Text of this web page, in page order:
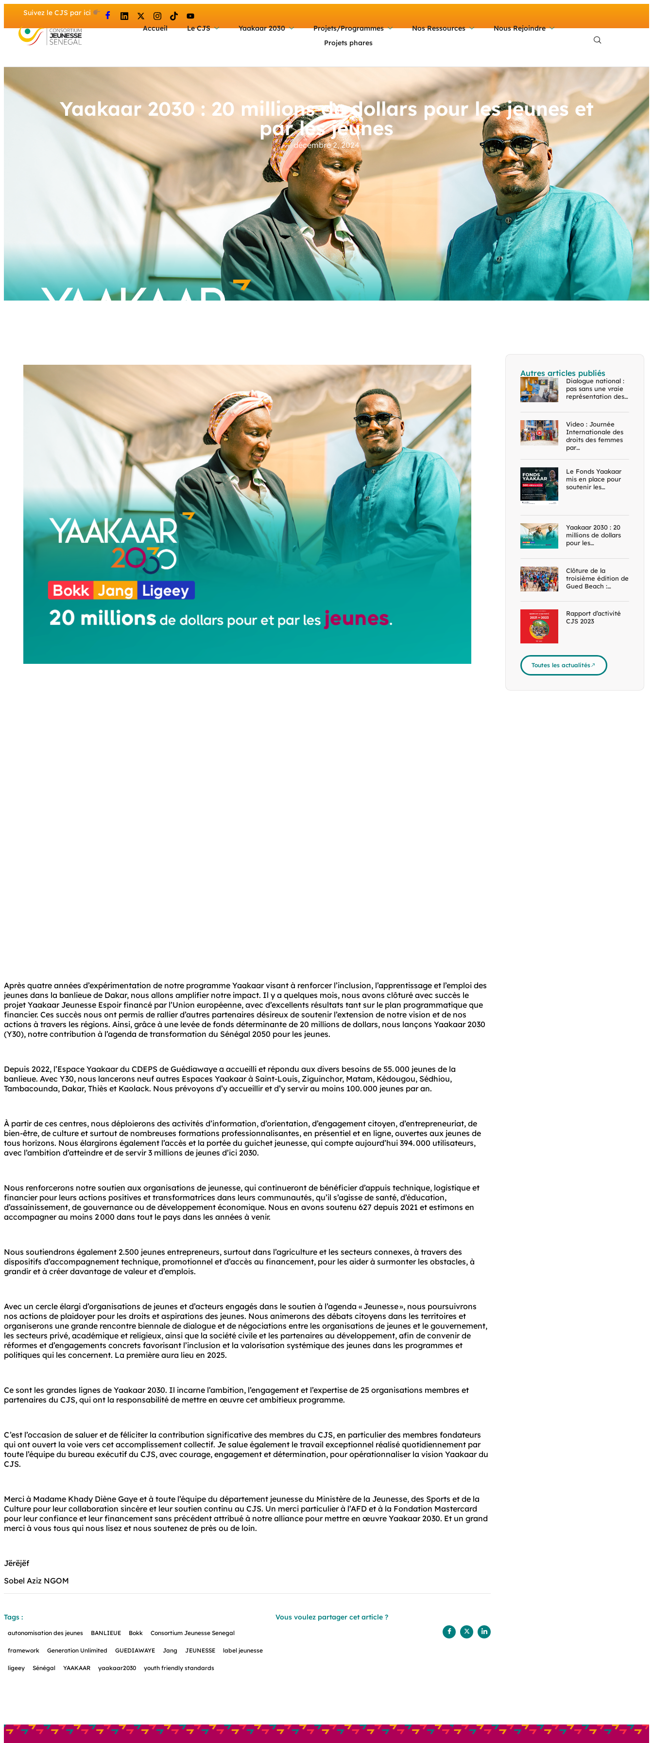
Suivez le CJS par ici
Accueil
Le CJS Yaakaar 2030 Projets/Programmes Nos Ressources
Nous Rejoindre
Projets phares
Yaakaar 2030 : 20 millions de dollars pour les jeunes et
par les jeunes
décembre 2, 2024
Après quatre années d’expérimentation de notre programme Yaakaar visant à renforcer l’inclusion, l’apprentissage et l’emploi des
jeunes dans la banlieue de Dakar, nous allons amplifier notre impact. Il y a quelques mois, nous avons clôturé avec succès le
projet Yaakaar Jeunesse Espoir financé par l’Union européenne, avec d’excellents résultats tant sur le plan programmatique que
financier. Ces succès nous ont permis de rallier d’autres partenaires désireux de soutenir l’extension de notre vision et de nos
actions à travers les régions. Ainsi, grâce à une levée de fonds déterminante de 20 millions de dollars, nous lançons Yaakaar 2030
(Y30), notre contribution à l’agenda de transformation du Sénégal 2050 pour les jeunes.
Depuis 2022, l’Espace Yaakaar du CDEPS de Guédiawaye a accueilli et répondu aux divers besoins de 55. 000 jeunes de la
banlieue. Avec Y30, nous lancerons neuf autres Espaces Yaakaar à Saint-Louis, Ziguinchor, Matam, Kédougou, Sédhiou,
Tambacounda, Dakar, Thiès et Kaolack. Nous prévoyons d’y accueillir et d’y servir au moins 100. 000 jeunes par an.
À partir de ces centres, nous déploierons des activités d’information, d’orientation, d’engagement citoyen, d’entrepreneuriat, de
bien-être, de culture et surtout de nombreuses formations professionnalisantes, en présentiel et en ligne, ouvertes aux jeunes de
tous horizons. Nous élargirons également l’accès et la portée du guichet jeunesse, qui compte aujourd’hui 394. 000 utilisateurs,
avec l’ambition d’atteindre et de servir 3 millions de jeunes d’ici 2030.
Nous renforcerons notre soutien aux organisations de jeunesse, qui continueront de bénéficier d’appuis technique, logistique et
financier pour leurs actions positives et transformatrices dans leurs communautés, qu’il s’agisse de santé, d’éducation,
d’assainissement, de gouvernance ou de développement économique. Nous en avons soutenu 627 depuis 2021 et estimons en
accompagner au moins 2 000 dans tout le pays dans les années à venir.
Nous soutiendrons également 2.500 jeunes entrepreneurs, surtout dans l’agriculture et les secteurs connexes, à travers des
dispositifs d’accompagnement technique, promotionnel et d’accès au financement, pour les aider à surmonter les obstacles, à
grandir et à créer davantage de valeur et d’emplois.
Avec un cercle élargi d’organisations de jeunes et d’acteurs engagés dans le soutien à l’agenda « Jeunesse », nous poursuivrons
nos actions de plaidoyer pour les droits et aspirations des jeunes. Nous animerons des débats citoyens dans les territoires et
organiserons une grande rencontre biennale de dialogue et de négociations entre les organisations de jeunes et le gouvernement,
les secteurs privé, académique et religieux, ainsi que la société civile et les partenaires au développement, afin de convenir de
réformes et d’engagements concrets favorisant l’inclusion et la valorisation systémique des jeunes dans les programmes et
politiques qui les concernent. La première aura lieu en 2025.
Ce sont les grandes lignes de Yaakaar 2030. Il incarne l’ambition, l’engagement et l’expertise de 25 organisations membres et
partenaires du CJS, qui ont la responsabilité de mettre en œuvre cet ambitieux programme.
C’est l’occasion de saluer et de féliciter la contribution significative des membres du CJS, en particulier des membres fondateurs
qui ont ouvert la voie vers cet accomplissement collectif. Je salue également le travail exceptionnel réalisé quotidiennement par
toute l’équipe du bureau exécutif du CJS, avec courage, engagement et détermination, pour opérationnaliser la vision Yaakaar du
CJS.
Merci à Madame Khady Diène Gaye et à toute l’équipe du département jeunesse du Ministère de la Jeunesse, des Sports et de la
Culture pour leur collaboration sincère et leur soutien continu au CJS. Un merci particulier à l’AFD et à la Fondation Mastercard
pour leur confiance et leur financement sans précédent attribué à notre alliance pour mettre en œuvre Yaakaar 2030. Et un grand
merci à vous tous qui nous lisez et nous soutenez de près ou de loin.
Jërëjëf
Sobel Aziz NGOM
Tags :
autonomisation des jeunes BANLIEUE Bokk Consortium Jeunesse Senegal
framework Generation Unlimited GUEDIAWAYE Jang JEUNESSE label jeunesse
ligeey Sénégal YAAKAAR yaakaar2030 youth friendly standards
Vous voulez partager cet article ?
Autres articles publiés
Dialogue national :
pas sans une vraie
représentation des…
Video : Journée
Internationale des
droits des femmes
par…
Le Fonds Yaakaar
mis en place pour
soutenir les…
Yaakaar 2030 : 20
millions de dollars
pour les…
Clôture de la
troisième édition de
Gued Beach :…
Rapport d’activité
CJS 2023
Toutes les actualités